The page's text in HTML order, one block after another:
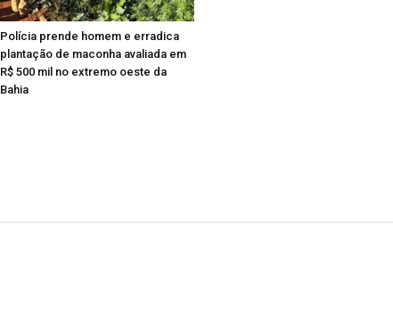
Polícia prende homem e erradica
plantação de maconha avaliada em
R$ 500 mil no extremo oeste da
Bahia